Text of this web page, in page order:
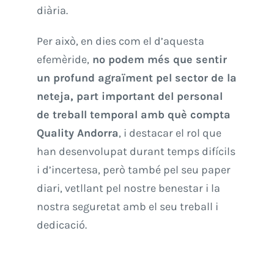
diària.
Per això, en dies com el d’aquesta
efemèride, no podem més que sentir
un profund agraïment pel sector de la
neteja, part important del personal
de treball temporal amb què compta
QualityAndorra, i destacar el rol que
han desenvolupat durant temps difícils
i d’incertesa, però també pel seu paper
diari, vetllant pel nostre benestar i la
nostra seguretat amb el seu treball i
dedicació.